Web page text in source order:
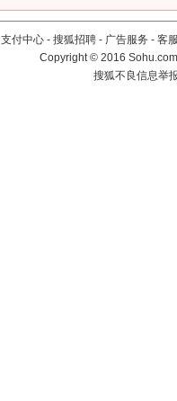
支付中心 - 搜狐招聘 - 广告服务 - 客
Copyright©2016
搜狐不良信息举